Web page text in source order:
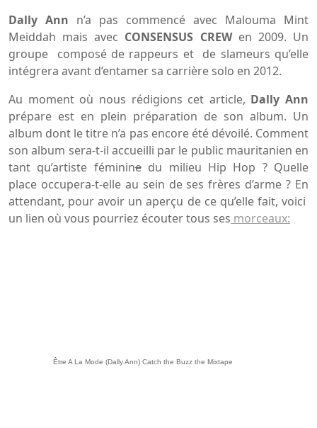
Dally Ann n’a pas commencé avec Malouma Mint
Meiddah mais avec CONSENSUS CREWen 2009. Un
groupe composé de rappeurs et de slameurs qu’elle
intégrera avant d’entamer sa carrière solo en 2012.
Au moment où nous rédigions cet article, Dally Ann
prépare est en plein préparation de son album. Un
album dont le titre n’a pas encore été dévoilé. Comment
son album sera-t-il accueilli par le public mauritanien en
tant qu’artiste fémininedu milieu Hip Hop ? Quelle
place occupera-t-elle au sein de ses frères d’arme ? En
attendant, pour avoir un aperçu de ce qu’elle fait, voici
un lien où vous pourriez écouter tous ses morceaux:
Être A La Mode (Dally Ann) Catch the Buzz the Mixtape